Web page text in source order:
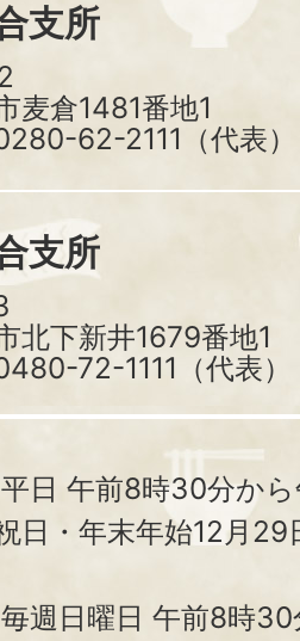
支所
麦倉1481番地1
62-2111（代表）
支所
北下新井1679番地1
72-1111（代表）
平日 午前8時30分か
日・年末年始12月
毎週日曜日 午前8時